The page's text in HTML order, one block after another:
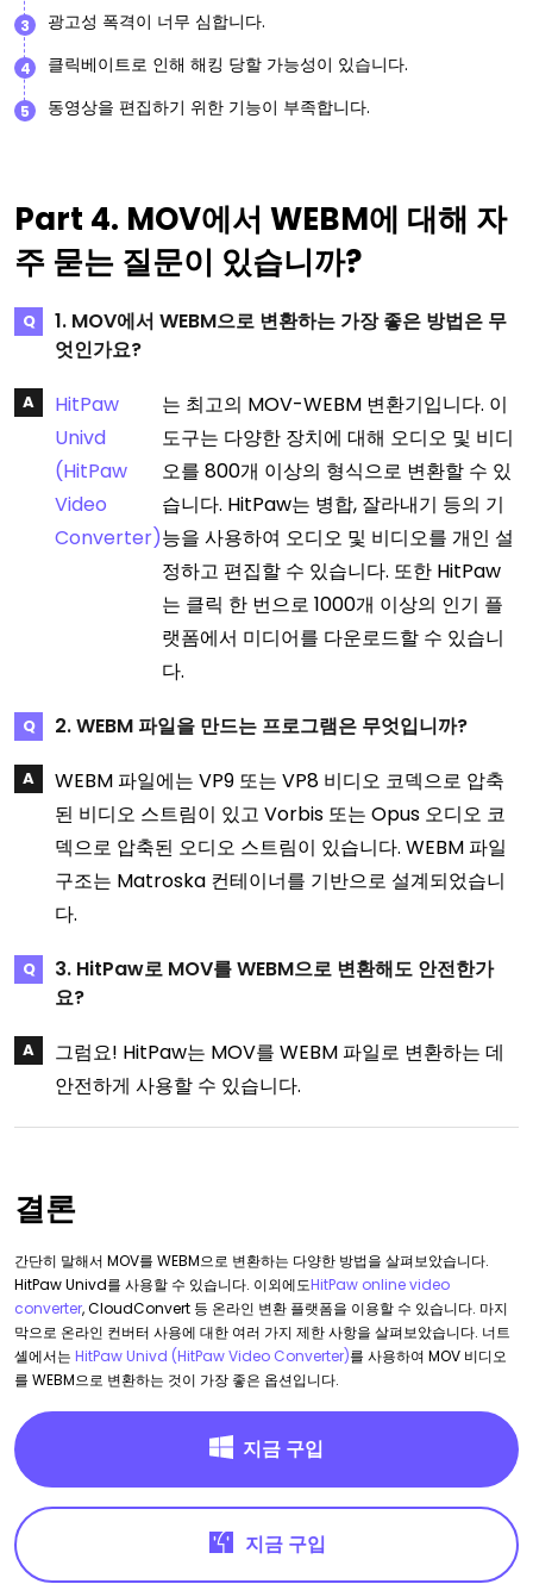
3 광고성 폭격이 너무 심합니다.
4 클릭베이트로 인해 해킹 당할 가능성이 있습니다.
5 동영상을 편집하기 위한 기능이 부족합니다.
Part 4. MOV에서 WEBM에 대해 자
주 묻는 질문이 있습니까?
1. MOV에서 WEBM으로 변환하는 가장 좋은 방법은 무
엇인가요?
HitPaw
Univd
(HitPaw
Video
Converter)
는 최고의 MOV-WEBM 변환기입니다. 이
도구는 다양한 장치에 대해 오디오 및 비디
오를 800개 이상의 형식으로 변환할 수 있
습니다. HitPaw는 병합, 잘라내기 등의 기
능을 사용하여 오디오 및 비디오를 개인 설
정하고 편집할 수 있습니다. 또한 HitPaw
는 클릭 한 번으로 1000개 이상의 인기 플
랫폼에서 미디어를 다운로드할 수 있습니
다.
2. WEBM 파일을 만드는 프로그램은 무엇입니까?
WEBM 파일에는 VP9 또는 VP8 비디오 코덱으로 압축
된 비디오 스트림이 있고 Vorbis 또는 Opus 오디오 코
덱으로 압축된 오디오 스트림이 있습니다. WEBM 파일
구조는 Matroska 컨테이너를 기반으로 설계되었습니
다.
3. HitPaw로 MOV를 WEBM으로 변환해도 안전한가
요?
그럼요! HitPaw는 MOV를 WEBM 파일로 변환하는 데
안전하게 사용할 수 있습니다.
결론
간단히 말해서 MOV를 WEBM으로 변환하는 다양한 방법을 살펴보았습니다.
HitPaw Univd를 사용할 수 있습니다. 이외에도HitPaw online video
converter, CloudConvert 등 온라인 변환 플랫폼을 이용할 수 있습니다. 마지
막으로 온라인 컨버터 사용에 대한 여러 가지 제한 사항을 살펴보았습니다. 너트
셸에서는 HitPaw Univd (HitPaw Video Converter)를 사용하여 MOV 비디오
를 WEBM으로 변환하는 것이 가장 좋은 옵션입니다.
지금 구입
지금 구입